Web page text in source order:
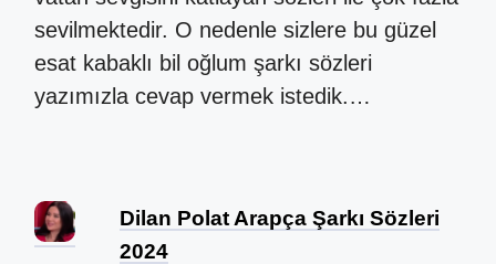
sevilmektedir. O nedenle sizlere bu güzel
esat kabaklı bil oğlum şarkı sözleri
yazımızla cevap vermek istedik.…
Dilan Polat Arapça Şarkı Sözleri
2024